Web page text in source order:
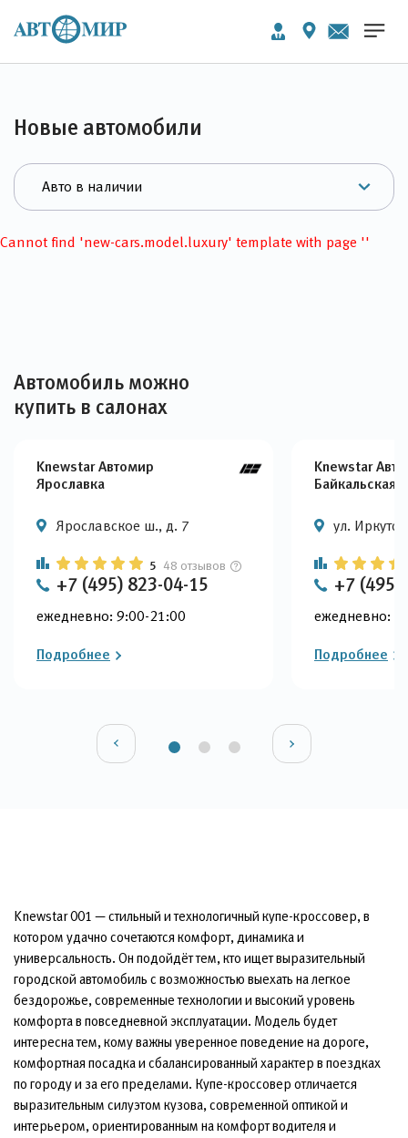
Новые автомобили
Cannot find 'new-cars.model.luxury' template with page ''
Автомобиль можно
купить в салонах
Knewstar Автомир
Ярославка
Ярославское ш., д. 7
5 48 отзывов
+7 (495) 823-04-15
ежедневно: 9:00-21:00
Подробнее
Knewstar
Байкальская
ул.
+7 (495)
ежедневно:
Подробнее
Knewstar 001 — стильный и технологичный купе-кроссовер, в
котором удачно сочетаются комфорт, динамика и
универсальность. Он подойдёт тем, кто ищет выразительный
городской автомобиль с возможностью выехать на легкое
бездорожье, современные технологии и высокий уровень
комфорта в повседневной эксплуатации. Модель будет
интересна тем, кому важны уверенное поведение на дороге,
комфортная посадка и сбалансированный характер в поездках
по городу и за его пределами. Купе-кроссовер отличается
выразительным силуэтом кузова, современной оптикой и
интерьером, ориентированным на комфорт водителя и